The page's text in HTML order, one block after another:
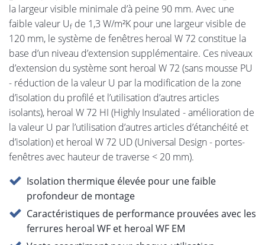
la largeur visible minimale d’à peine 90 mm. Avec une
faible valeur Uf de 1,3 W/m²K pour une largeur visible de
120 mm, le système de fenêtres heroal W 72 constitue la
base d’un niveau d’extension supplémentaire. Ces niveaux
d’extension du système sont heroal W 72 (sans mousse PU
- réduction de la valeur U par la modification de la zone
d’isolation du profilé et l’utilisation d’autres articles
isolants), heroal W 72 HI (Highly Insulated - amélioration de
la valeur U par l’utilisation d’autres articles d’étanchéité et
d’isolation) et heroal W 72 UD (Universal Design - portes-
fenêtres avec hauteur de traverse < 20 mm).
Isolation thermique élevée pour une faible
profondeur de montage
Caractéristiques de performance prouvées avec les
ferrures heroal WF et heroal WF EM